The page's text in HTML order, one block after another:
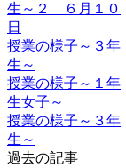
生～２ ６月１０
日
授業の様子～３年
生～
授業の様子～１年
生女子～
授業の様子～３年
生～
過去の記事